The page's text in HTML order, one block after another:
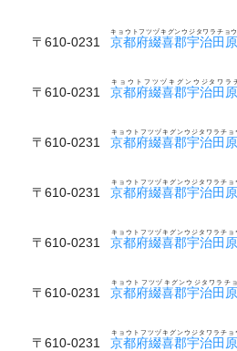
〒610-0231 京都府綴喜郡宇治田
キョウトフツヅキグンウジタワラチョ
〒610-0231 京都府綴喜郡宇治田
キョウトフツヅキグンウジタワラ
〒610-0231 京都府綴喜郡宇治田
キョウトフツヅキグンウジタワラチョ
〒610-0231 京都府綴喜郡宇治田
キョウトフツヅキグンウジタワラチョ
〒610-0231 京都府綴喜郡宇治田
キョウトフツヅキグンウジタワラチョ
〒610-0231 京都府綴喜郡宇治田
キョウトフツヅキグンウジタワラチ
〒610-0231 京都府綴喜郡宇治田
キョウトフツヅキグンウジタワラチョ